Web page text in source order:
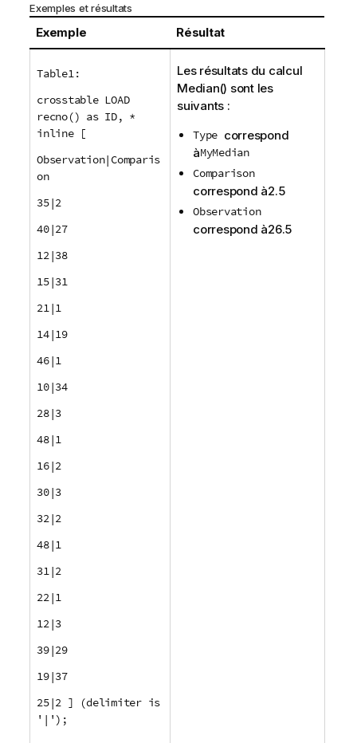
Exemples et résultats
Exemple Résultat
Table1:
crosstable LOAD
recno() as ID, *
inline [
Observation|Comparis
on
35|2
40|27
12|38
15|31
21|1
14|19
46|1
10|34
28|3
48|1
16|2
30|3
32|2
48|1
31|2
22|1
12|3
39|29
19|37
25|2 ] (delimiter is
'|');
Les résultats du calcul
Median() sont les
suivants :
Type correspond
àMyMedian
Comparison
correspond à2.5
Observation
correspond à26.5